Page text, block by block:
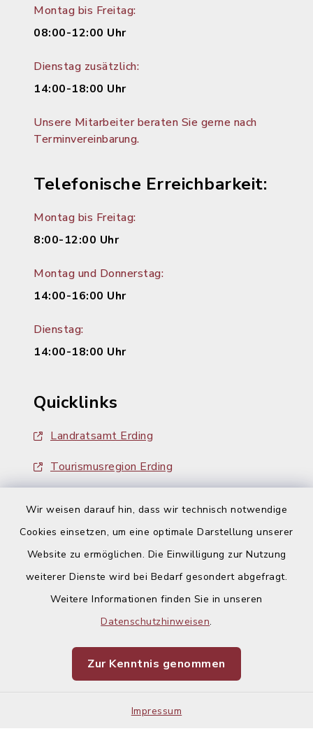
Wir weisen darauf hin, dass wir technisch notwendige
Cookies einsetzen, um eine optimale Darstellung unserer
Website zu ermöglichen. Die Einwilligung zur Nutzung
weiterer Dienste wird bei Bedarf gesondert abgefragt.
Weitere Informationen finden Sie in unseren
Datenschutzhinweisen.
Zur Kenntnis genommen
Impressum
Montag bis Freitag:
08:00-12:00 Uhr
Dienstag zusätzlich:
14:00-18:00 Uhr
Unsere Mitarbeiter beraten Sie gerne nach
Terminvereinbarung.
Telefonische Erreichbarkeit:
Montag bis Freitag:
8:00-12:00 Uhr
Montag und Donnerstag:
14:00-16:00 Uhr
Dienstag:
14:00-18:00 Uhr
Quicklinks
Landratsamt Erding
Tourismusregion Erding
Kontakt
Datenschutz
Impressum